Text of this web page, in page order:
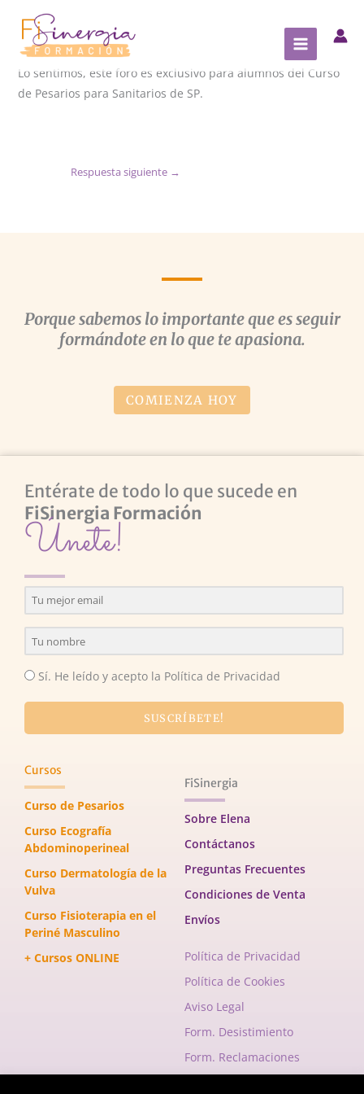
contenido
Lo sentimos, este foro es exclusivo para alumnos del Curso
de Pesarios para Sanitarios de SP.
Respuesta siguiente →
Porque sabemos lo importante que es seguir
formándote en lo que te apasiona.
COMIENZA HOY
Entérate de todo lo que sucede en
FiSinergia Formación
Únete!
Sí. He leído y acepto la Política de Privacidad
SUSCRÍBETE!
Cursos
Curso de Pesarios
Curso Ecografía
Abdominoperineal
Curso Dermatología de la
Vulva
Curso Fisioterapia en el
Periné Masculino
+ Cursos ONLINE
FiSinergia
Sobre Elena
Contáctanos
Preguntas Frecuentes
Condiciones de Venta
Envíos
Política de Privacidad
Política de Cookies
Aviso Legal
Form. Desistimiento
Form. Reclamaciones